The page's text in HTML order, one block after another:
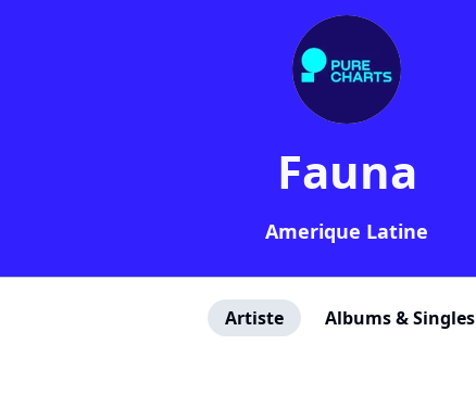
Fauna
Amerique Latine
Artiste Albums & Singles